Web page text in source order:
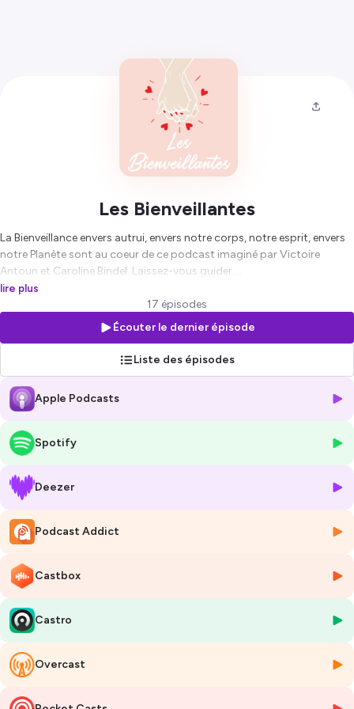
Les Bienveillantes
La Bienveillance envers autrui, envers notre corps, notre esprit, envers
notre Planète sont au coeur de ce podcast imaginé par Victoire
Antoun et Caroline Bindel. Laissez-vous guider ...
ausha.co/politique-de-confidentialite
pour plus d'informations.
lire plus
17 épisodes
Écouter le dernier épisode
Liste des épisodes
Apple Podcasts
Spotify
Deezer
Podcast Addict
Castbox
Castro
Overcast